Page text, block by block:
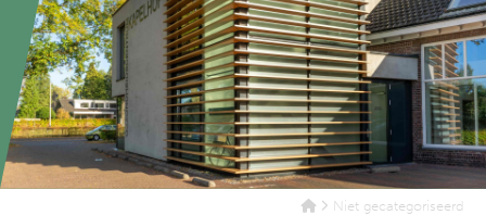
Niet gecategoriseerd